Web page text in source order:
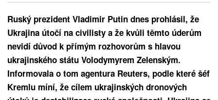
Ruský prezident Vladimir Putin dnes prohlásil, že
Ukrajina útočí na civilisty a že kvůli těmto úderům
nevidí důvod k přímým rozhovorům s hlavou
ukrajinského státu Volodymyrem Zelenským.
Informovala o tom agentura Reuters, podle které šéf
Kremlu míní, že cílem ukrajinských dronových